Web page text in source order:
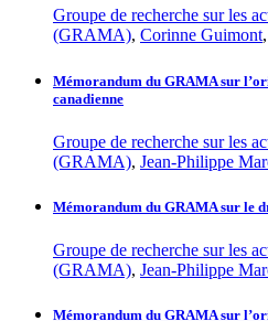
Groupe de recherche sur les
(GRAMA), Corinne Guimont
Mémorandum du GRAMA sur
canadienne
Groupe de recherche sur les
(GRAMA), Jean-Philippe
Mémorandum du GRAMA sur le
Groupe de recherche sur les
(GRAMA), Jean-Philippe
Mémorandum du GRAMA sur